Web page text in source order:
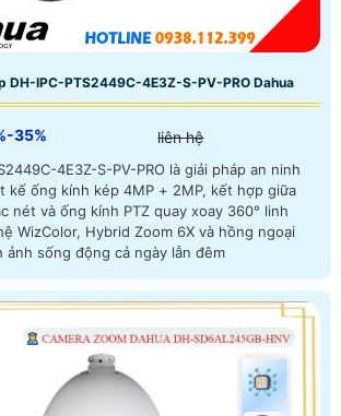
DH-IPC-PTS2449C-4E3Z-S-PV-PRO Dahua
35% liên hệ
4E3Z-S-PV-PRO là giải pháp an ninh
kế ống kính kép 4MP + 2MP, kết hợp giữa
nét và ống kính PTZ quay xoay 360° linh
ảnh sống động cả ngày lẫn đêm